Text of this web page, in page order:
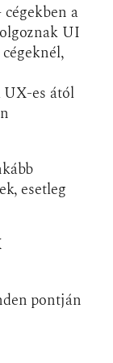
a
UI
UX-es ától
esetleg
pontján